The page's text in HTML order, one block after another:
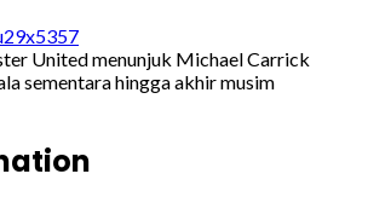
United menunjuk Michael Carrick
sementara hingga akhir musim